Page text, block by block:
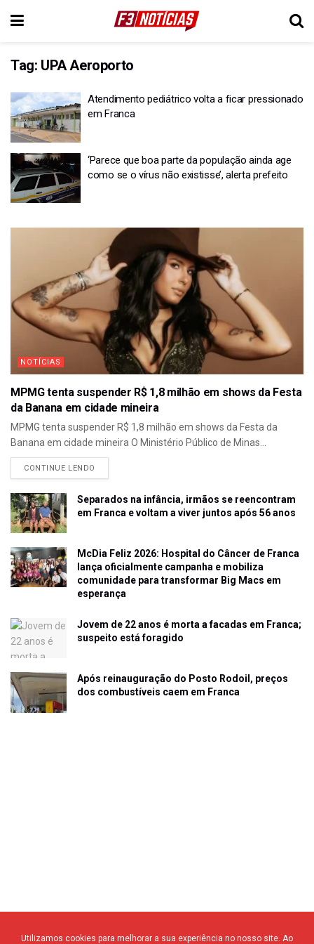
Tag: UPA Aeroporto
Atendimento pediátrico volta a ficar pressionado
em Franca
‘Parece que boa parte da população ainda age
como se o vírus não existisse’, alerta prefeito
NOTÍCIAS
MPMG tenta suspender R$ 1,8 milhão em shows da Festa
da Banana em cidade mineira
MPMG tenta suspender R$ 1,8 milhão em shows da Festa da
Banana em cidade mineira O Ministério Público de Minas...
CONTINUE LENDO
Separados na infância, irmãos se reencontram
em Franca e voltam a viver juntos após 56 anos
McDia Feliz 2026: Hospital do Câncer de Franca
lança oficialmente campanha e mobiliza
comunidade para transformar Big Macs em
esperança
Jovem de 22 anos é morta a facadas em Franca;
suspeito está foragido
Após reinauguração do Posto Rodoil, preços
dos combustíveis caem em Franca